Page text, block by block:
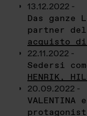
13.12.2022 -
Das ganze
partner
acquisto di
22.11.2022 -
Sedersi
HENRIK,
20.09.2022 -
VALENTINA